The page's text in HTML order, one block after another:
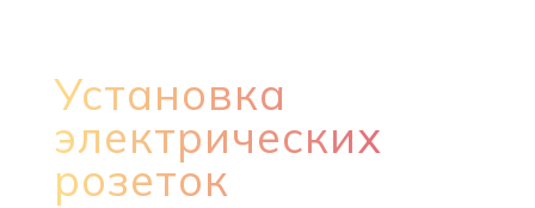
Установка
электрических
розеток